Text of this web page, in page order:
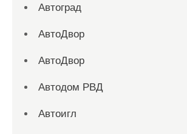
Автоград
АвтоДвор
АвтоДвор
Автодом РВД
Автоигл